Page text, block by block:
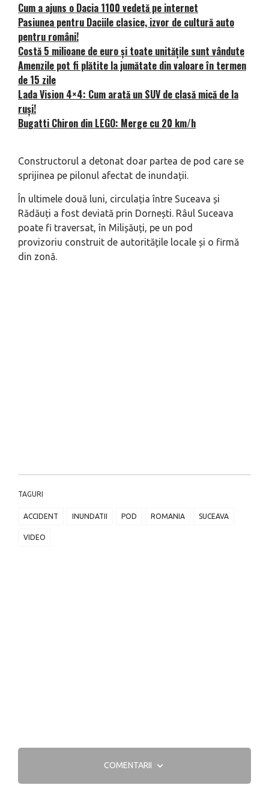
Cum a ajuns o Dacia 1100 vedetă pe internet
Pasiunea pentru Daciile clasice, izvor de cultură auto
pentru români!
Costă 5 milioane de euro și toate unitățile sunt vândute
Amenzile pot fi plătite la jumătate din valoare în termen
de 15 zile
Lada Vision 4×4: Cum arată un SUV de clasă mică de la
ruși!
Bugatti Chiron din LEGO: Merge cu 20 km/h
Constructorul a detonat doar partea de pod care se
sprijinea pe pilonul afectat de inundații.
În ultimele două luni, circulația între Suceava și
Rădăuți a fost deviată prin Dornești. Râul Suceava
poate fi traversat, în Milișăuți, pe un pod
provizoriu construit de autoritățile locale și o firmă
din zonă.
TAGURI
ACCIDENT INUNDATII POD ROMANIA SUCEAVA
VIDEO
COMENTARII